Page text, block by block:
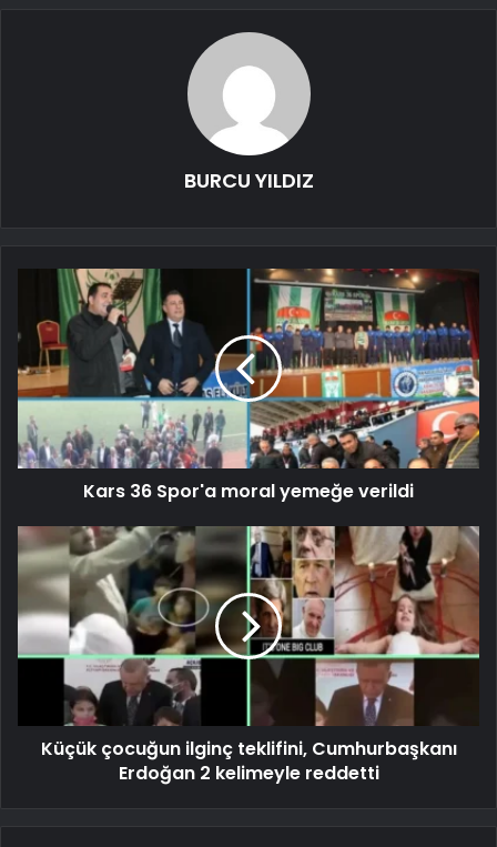
BURCU YILDIZ
Kars 36 Spor'a moral yemeğe verildi
Küçük çocuğun ilginç teklifini, Cumhurbaşkanı
Erdoğan 2 kelimeyle reddetti